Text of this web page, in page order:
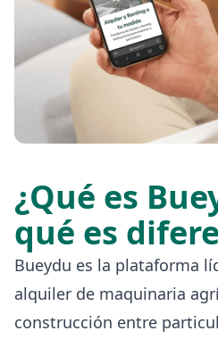
¿Qué es
qué es
Bueydu es la plataforma
alquiler de maquinaria
construcción entre